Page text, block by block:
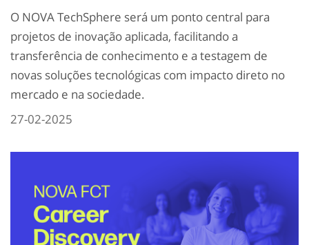
O NOVA TechSphere será um ponto central para
projetos de inovação aplicada, facilitando a
transferência de conhecimento e a testagem de
novas soluções tecnológicas com impacto direto no
mercado e na sociedade.
27-02-2025